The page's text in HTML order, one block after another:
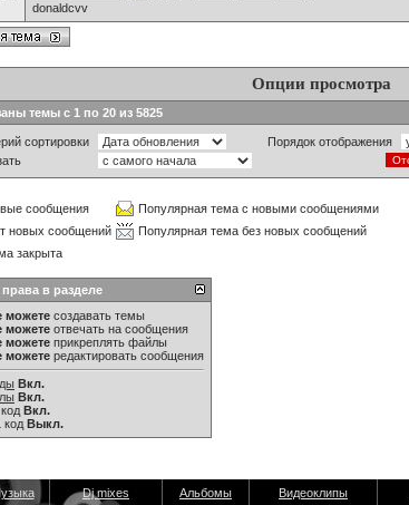
donaldcvv
Опции просмотра
темы с 1 по 20 из 5825
сортировки
Порядок отображения
сообщения
Популярная тема с новыми сообщениями
новых сообщений
Популярная тема без новых сообщений
закрыта
в разделе
можете создавать темы
можете отвечать на сообщения
можете прикреплять файлы
можете редактировать сообщения
Вкл.
Вкл.
код Вкл.
код Выкл.
Dj mixes Альбомы Видеоклипы